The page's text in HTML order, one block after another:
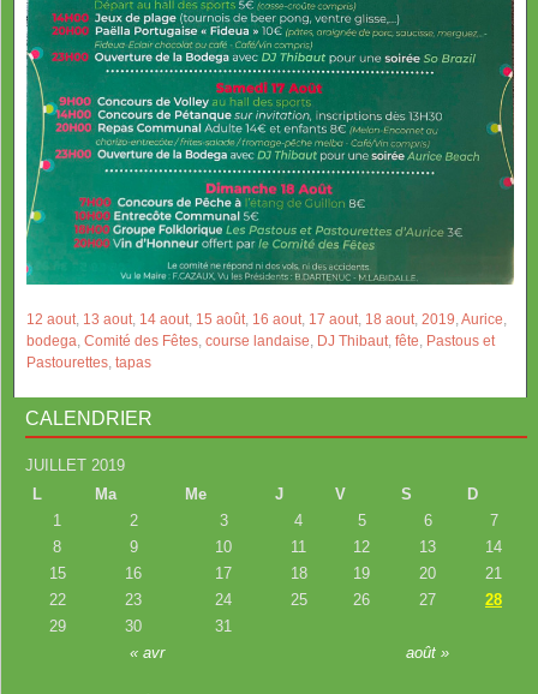
12 aout, 13 aout, 14 aout, 15 août, 16 aout, 17 aout, 18 aout, 2019,Aurice,
bodega, Comité des Fêtes, course landaise, DJ Thibaut, fête, Pastous et
Pastourettes, tapas
CALENDRIER
JUILLET 2019
L
Ma Me J V S D
« avr août »
1 2 3 4 5 6
7
8
9 10 11 12 13
14
15
16 17 18 19 20
21
22
23 24 25 26 27
28
29
30 31